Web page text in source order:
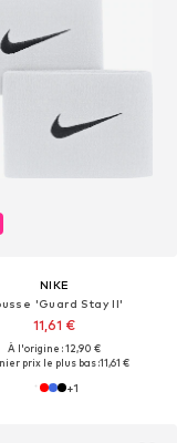
NIKE
'Guard Stay II'
11,61 €
À l'origine : 12,90 €
prix le plus bas :11,61 €
+1